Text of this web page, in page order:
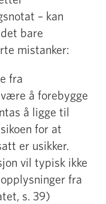
– kan
bare
mistanker:
fra
å forebygge
å ligge til
for at
er usikker.
vil typisk ikke
fra
s. 39)